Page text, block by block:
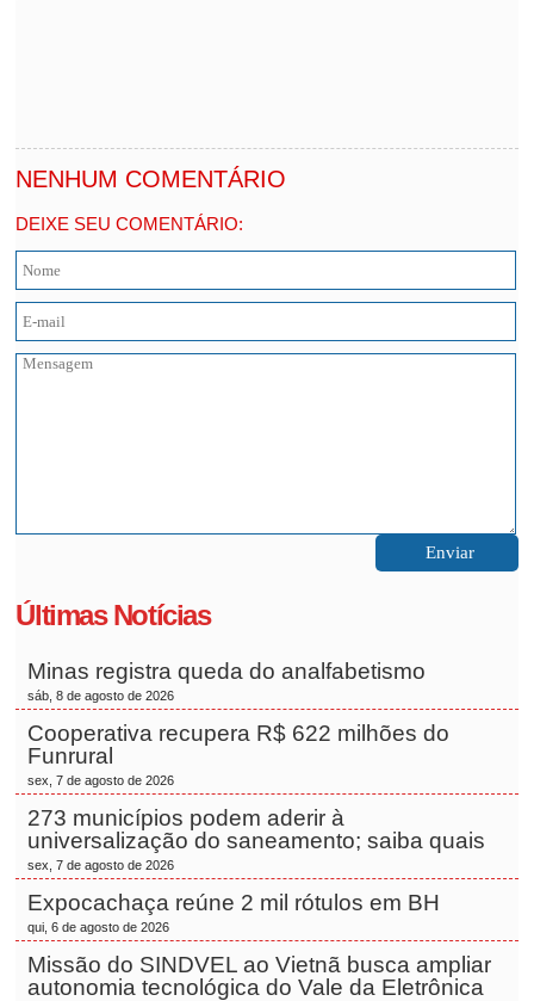
NENHUM COMENTÁRIO
DEIXE SEU COMENTÁRIO:
Últimas Notícias
Minas registra queda do analfabetismo
sáb, 8 de agosto de 2026
Cooperativa recupera R$ 622 milhões do
Funrural
sex, 7 de agosto de 2026
273 municípios podem aderir à
universalização do saneamento; saiba quais
sex, 7 de agosto de 2026
Expocachaça reúne 2 mil rótulos em BH
qui, 6 de agosto de 2026
Missão do SINDVEL ao Vietnã busca ampliar
autonomia tecnológica do Vale da Eletrônica